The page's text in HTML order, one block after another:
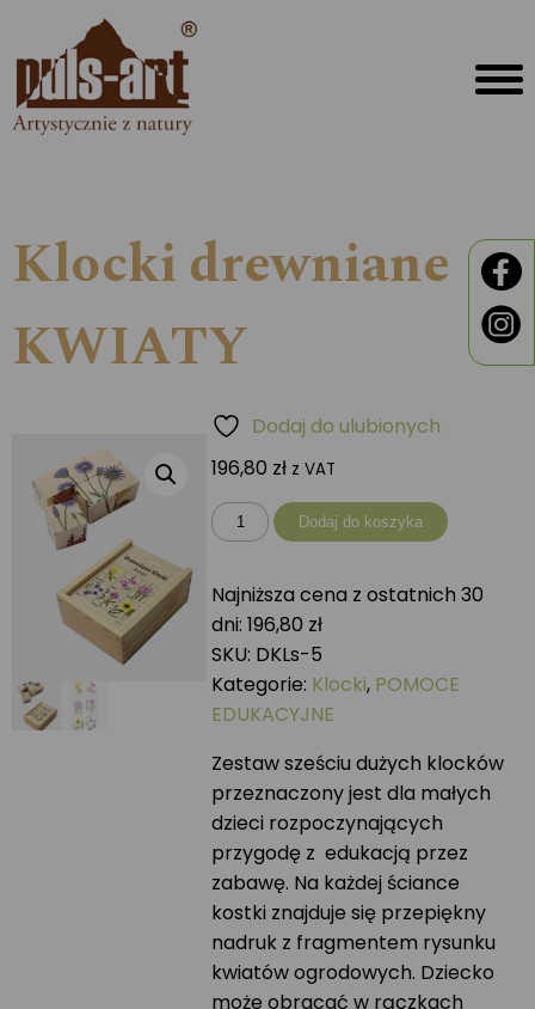
Klocki drewniane
KWIATY
196,80 zł z VAT
ilość
Klocki
KWIATY
Dodaj do koszyka
Dodaj do ulubionych
Najniższa cena z ostatnich 30
dni: 196,80 zł
SKU: DKLs-5
Kategorie: Klocki, POMOCE
EDUKACYJNE
Zestaw sześciu dużych klocków
przeznaczony jest dla małych
dzieci rozpoczynających
przygodę z edukacją przez
zabawę. Na każdej ściance
kostki znajduje się przepiękny
nadruk z fragmentem rysunku
kwiatów ogrodowych. Dziecko
może obracać w rączkach